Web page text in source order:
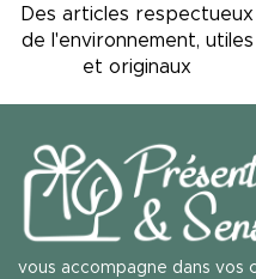
Des articles respectueux
de l'environnement, utiles
et originaux
vous accompagne dans vos